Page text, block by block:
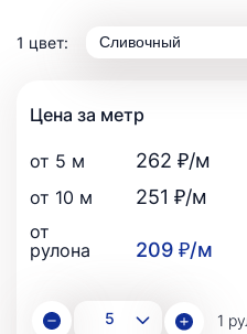
1 цвет: Сливочный
Цена за метр
от 5 м 262 ₽/м
от 10 м 251 ₽/м
от
рулона
209 ₽/м
1